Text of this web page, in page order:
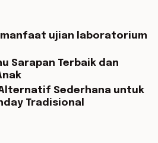
manfaat ujian laboratorium
Sarapan Terbaik dan
Alternatif Sederhana untuk
Tradisional